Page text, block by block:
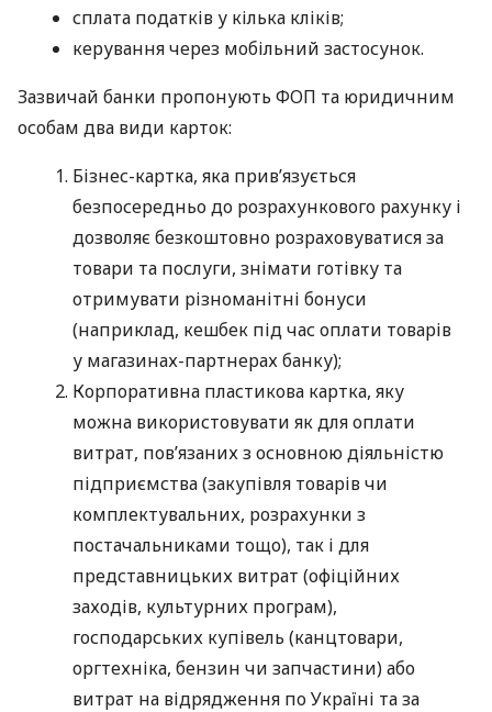
сплата податків у кілька кліків;
керування через мобільний застосунок.
Зазвичай банки пропонують ФОП та юридичним
особам два види карток:
Бізнес-картка, яка прив’язується
безпосередньо до розрахункового рахунку і
дозволяє безкоштовно розраховуватися за
товари та послуги, знімати готівку та
отримувати різноманітні бонуси
(наприклад, кешбек під час оплати товарів
у магазинах-партнерах банку);
Корпоративна пластикова картка, яку
можна використовувати як для оплати
витрат, пов’язаних з основною діяльністю
підприємства (закупівля товарів чи
комплектувальних, розрахунки з
постачальниками тощо), так і для
представницьких витрат (офіційних
заходів, культурних програм),
господарських купівель (канцтовари,
оргтехніка, бензин чи запчастини) або
витрат на відрядження по Україні та за